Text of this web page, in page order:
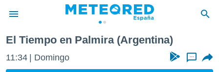
de
El Tiempo en Palmira (Argentina)
11:34 Domingo ...